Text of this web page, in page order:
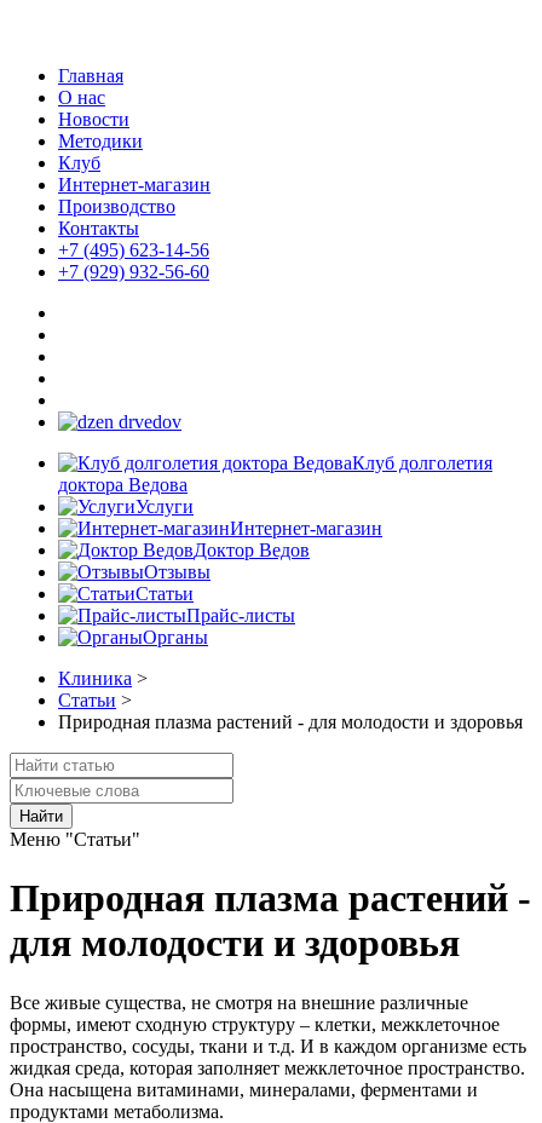
Главная
О нас
Новости
Методики
Клуб
Интернет-магазин
Производство
Контакты
+7 (495) 623-14-56
+7 (929) 932-56-60
Клуб долголетия
доктора Ведова
Услуги
Интернет-магазин
Доктор Ведов
Отзывы
Статьи
Прайс-листы
Органы
Клиника >
Статьи >
Природная плазма растений - для молодости и здоровья
Найти
Меню "Статьи"
Природная плазма растений -
для молодости и здоровья
Все живые существа, не смотря на внешние различные
формы, имеют сходную структуру – клетки, межклеточное
пространство, сосуды, ткани и т.д. И в каждом организме есть
жидкая среда, которая заполняет межклеточное пространство.
Она насыщена витаминами, минералами, ферментами и
продуктами метаболизма.